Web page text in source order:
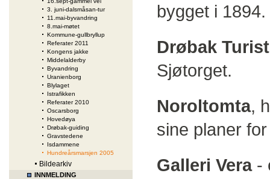
3. juni-dalsmåsan-tur
11.mai-byvandring
8.mai-møtet
Kommune-gullbryllup
Referater 2011
Kongens jakke
Middelalderby
Byvandring
Uranienborg
Blylaget
Istrafikken
Referater 2010
Oscarsborg
Hovedøya
Drøbak-guiding
Gravstedene
Isdammene
Hundreårsmarsjen 2005
Bildearkiv
INNMELDING
bygget i
Drøbak
Sjøtorget.
Noroltomta,
sine planer
Galleri Vera-